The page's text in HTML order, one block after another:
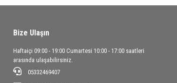
Bize Ulaşın
Haftaiçi 09:00 - 19:00 Cumartesi 10:00 - 17:00 saatleri
arasında ulaşabilirsiniz.
05332469407